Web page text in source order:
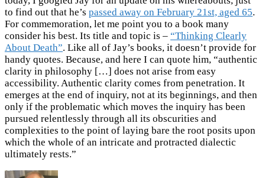
to find out that he’s passed away on February 21st, aged 65.
For commemoration, let me point you to a book many
consider his best. Its title and topic is – “Thinking Clearly
About Death”. Like all of Jay’s books, it doesn’t provide for
handy quotes. Because, and here I can quote him, “authentic
clarity in philosophy […] does not arise from easy
accessibility. Authentic clarity comes from penetration. It
emerges at the end of inquiry, not at its beginnings, and then
only if the problematic which moves the inquiry has been
pursued relentlessly through all its obscurities and
complexities to the point of laying bare the root posits upon
which the whole of an intricate and protracted dialectic
ultimately rests.”